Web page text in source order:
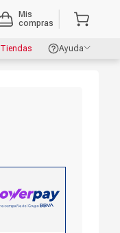
Mis
compras
Tiendas
Ayuda